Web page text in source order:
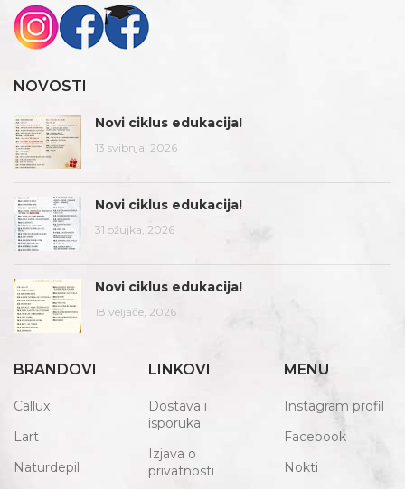
NOVOSTI
Novi ciklus edukacija!
13 svibnja, 2026
Novi ciklus edukacija!
31 ožujka, 2026
Novi ciklus edukacija!
18 veljače, 2026
BRANDOVI
Callux
Lart
Naturdepil
LINKOVI
Dostava i
isporuka
Izjava o
privatnosti
MENU
Instagram profil
Facebook
Nokti